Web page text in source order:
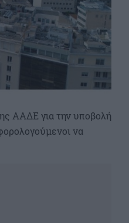
ΑΑΔΕ για την υποβολή
να